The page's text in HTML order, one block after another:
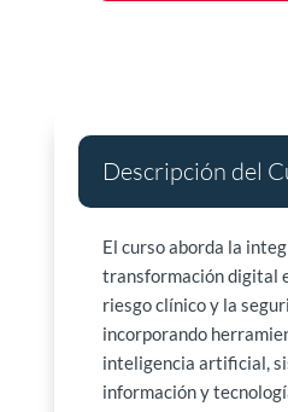
Descripción del
El curso aborda la
transformación digital
riesgo clínico y la
incorporando
inteligencia artificial,
información y